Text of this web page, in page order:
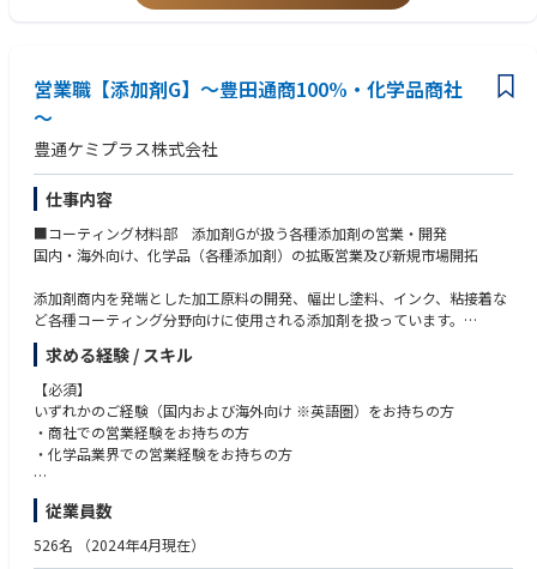
営業職【添加剤G】～豊田通商100%・化学品商社
～
豊通ケミプラス株式会社
仕事内容
■コーティング材料部 添加剤Gが扱う各種添加剤の営業・開発
国内・海外向け、化学品（各種添加剤）の拡販営業及び新規市場開拓
添加剤商内を発端とした加工原料の開発、幅出し塗料、インク、粘接着な
ど各種コーティング分野向けに使用される添加剤を扱っています。
海外サプライヤーの原料を取り扱っており、既存商内・商材の深堀や拡販
および新規案件の構築にも注力しています。
将来的な規制に対応する商材、BCP観点での品揃え、環境に対応するよう
な付加価値のある新規ビジネスの取り組みにチャレンジしています。（新
規開拓：2割 / 既存営業：8割）
※当初は、既存案件に従事いただく予定。その後はご本人の適性や志向を
踏まえ担当するビジネスをアサインします。将来的にはビジネスのプロジ
ェクトマネージャーとして、プロジェクト全体を牽引していただくことを
求める経験 / スキル
【必須】
いずれかのご経験（国内および海外向け ※英語圏）をお持ちの方
・商社での営業経験をお持ちの方
・化学品業界での営業経験をお持ちの方
【歓迎】
・貿易実務のご経験をお持ちの方は尚可
・TOEIC 600点以上
従業員数
526名 （2024年4月現在）